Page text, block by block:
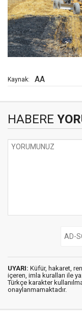
Kaynak: AA
HABERE
UYARI: Küfür, hakaret,
içeren, imla kuralları ile
Türkçe karakter
onaylanmamaktadır.